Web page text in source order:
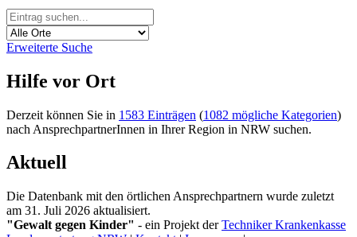
Erweiterte Suche
Hilfe vor Ort
Derzeit können Sie in 1583 Einträgen (1082 mögliche Kategorien)
nach AnsprechpartnerInnen in Ihrer Region in NRW suchen.
Aktuell
Die Datenbank mit den örtlichen Ansprechpartnern wurde zuletzt
am 31. Juli 2026 aktualisiert.
"Gewalt gegen Kinder" - ein Projekt derTechniker Krankenkasse